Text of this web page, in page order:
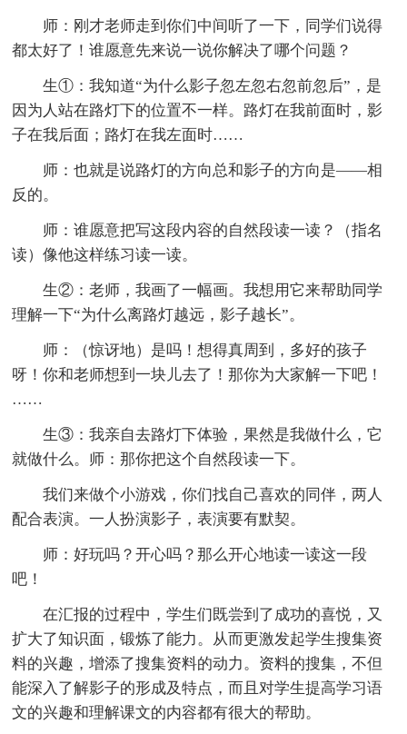
师：刚才老师走到你们中间听了一下，同学们说得
都太好了！谁愿意先来说一说你解决了哪个问题？
生①：我知道“为什么影子忽左忽右忽前忽后”，是
因为人站在路灯下的位置不一样。路灯在我前面时，影
子在我后面；路灯在我左面时……
师：也就是说路灯的方向总和影子的方向是——相
反的。
师：谁愿意把写这段内容的自然段读一读？（指名
读）像他这样练习读一读。
生②：老师，我画了一幅画。我想用它来帮助同学
理解一下“为什么离路灯越远，影子越长”。
师：（惊讶地）是吗！想得真周到，多好的孩子
呀！你和老师想到一块儿去了！那你为大家解一下吧！
……
生③：我亲自去路灯下体验，果然是我做什么，它
就做什么。师：那你把这个自然段读一下。
我们来做个小游戏，你们找自己喜欢的同伴，两人
配合表演。一人扮演影子，表演要有默契。
师：好玩吗？开心吗？那么开心地读一读这一段
吧！
在汇报的过程中，学生们既尝到了成功的喜悦，又
扩大了知识面，锻炼了能力。从而更激发起学生搜集资
料的兴趣，增添了搜集资料的动力。资料的搜集，不但
能深入了解影子的形成及特点，而且对学生提高学习语
文的兴趣和理解课文的内容都有很大的帮助。